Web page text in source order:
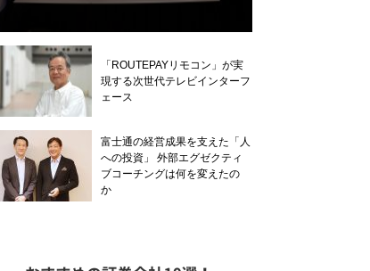
「ROUTEPAYリモコン」が実
現する次世代テレビインターフ
ェース
富士通の経営成果を支えた「人
への投資」 外部エグゼクティ
ブコーチングは何を変えたの
か